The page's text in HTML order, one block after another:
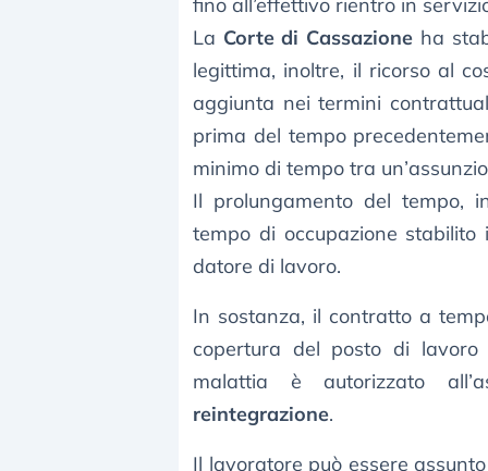
fino all’effettivo rientro in
La Corte di Cassazione ha
legittima, inoltre, il ricorso al
aggiunta nei termini
prima del tempo
minimo di tempo tra
Il prolungamento del tempo,
tempo di occupazione
datore di lavoro.
In sostanza, il contratto a
copertura del posto di
malattia è autorizzato
reintegrazione.
Il lavoratore può essere